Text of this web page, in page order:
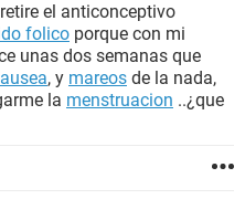
el anticonceptivo
folico porque con mi
unas dos semanas que
, y mareos de la nada,
la menstruacion ..¿que